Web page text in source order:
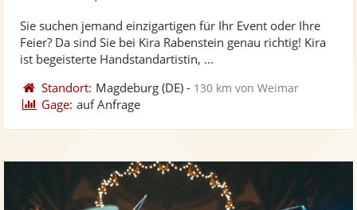
Fotos
Sie suchen jemand einzigartigen für Ihr Event oder Ihre
Feier? Da sind Sie bei Kira Rabenstein genau richtig! Kira
ist begeisterte Handstandartistin, ...
Standort: Magdeburg (DE) - 130 km von Weimar
Gage: auf Anfrage